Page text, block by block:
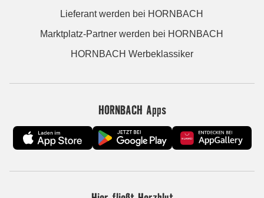
Lieferant werden bei HORNBACH
Marktplatz-Partner werden bei HORNBACH
HORNBACH Werbeklassiker
HORNBACH Apps